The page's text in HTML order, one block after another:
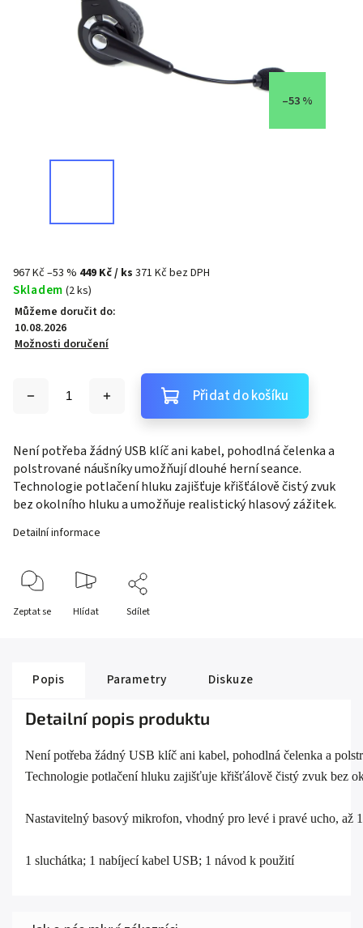
–53 %
967 Kč–53 % 449 Kč/ ks 371 Kč bez DPH
Skladem (2 ks)
Můžeme doručit do:
10.08.2026
Možnosti doručení
Přidat do košíku
Není potřeba žádný USB klíč ani kabel, pohodlná čelenka a
polstrované náušníky umožňují dlouhé herní seance.
Technologie potlačení hluku zajišťuje křišťálově čistý zvuk
bez okolního hluku a umožňuje realistický hlasový zážitek.
Detailní informace
Zeptat se Hlídat Sdílet
Popis Parametry Diskuze
Detailní popis produktu
Není potřeba žádný USB klíč ani kabel, pohodlná čelenka a
Technologie potlačení hluku zajišťuje křišťálově čistý zvuk bez
Nastavitelný basový mikrofon, vhodný pro levé i pravé ucho, až
1 sluchátka; 1 nabíjecí kabel USB; 1 návod k použití